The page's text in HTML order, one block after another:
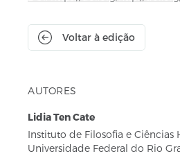
Voltar à edição
AUTORES
Lidia Ten Cate
Instituto de Filosofia e Ciências
Universidade Federal do Rio